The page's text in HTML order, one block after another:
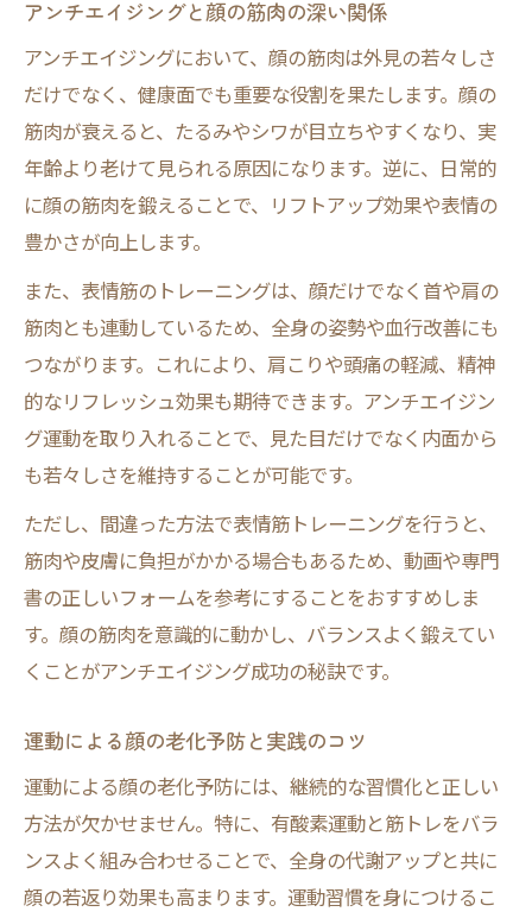
アンチエイジングと顔の筋肉の深い関係
アンチエイジングにおいて、顔の筋肉は外見の若々しさ
だけでなく、健康面でも重要な役割を果たします。顔の
筋肉が衰えると、たるみやシワが目立ちやすくなり、実
年齢より老けて見られる原因になります。逆に、日常的
に顔の筋肉を鍛えることで、リフトアップ効果や表情の
豊かさが向上します。
また、表情筋のトレーニングは、顔だけでなく首や肩の
筋肉とも連動しているため、全身の姿勢や血行改善にも
つながります。これにより、肩こりや頭痛の軽減、精神
的なリフレッシュ効果も期待できます。アンチエイジン
グ運動を取り入れることで、見た目だけでなく内面から
も若々しさを維持することが可能です。
ただし、間違った方法で表情筋トレーニングを行うと、
筋肉や皮膚に負担がかかる場合もあるため、動画や専門
書の正しいフォームを参考にすることをおすすめしま
す。顔の筋肉を意識的に動かし、バランスよく鍛えてい
くことがアンチエイジング成功の秘訣です。
運動による顔の老化予防と実践のコツ
運動による顔の老化予防には、継続的な習慣化と正しい
方法が欠かせません。特に、有酸素運動と筋トレをバラ
ンスよく組み合わせることで、全身の代謝アップと共に
顔の若返り効果も高まります。運動習慣を身につけるこ